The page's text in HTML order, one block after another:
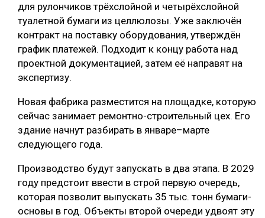
для рулончиков трёхслойной и четырёхслойной
туалетной бумаги из целлюлозы. Уже заключён
контракт на поставку оборудования, утверждён
график платежей. Подходит к концу работа над
проектной документацией, затем её направят на
экспертизу.
Новая фабрика разместится на площадке, которую
сейчас занимает ремонтно-строительный цех. Его
здание начнут разбирать в январе–марте
следующего года.
Производство будут запускать в два этапа. В 2029
году предстоит ввести в строй первую очередь,
которая позволит выпускать 35 тыс. тонн бумаги-
основы в год. Объекты второй очереди удвоят эту